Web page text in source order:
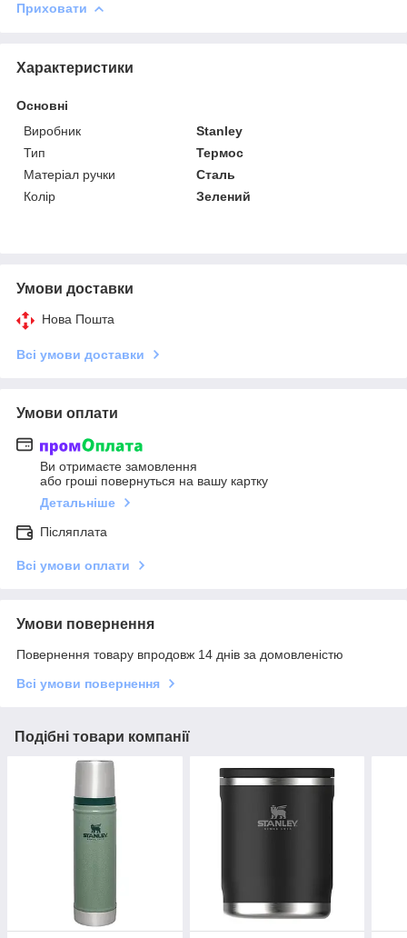
Приховати
Характеристики
Основні
Виробник
Stanley
Тип
Термос
Матеріал ручки
Сталь
Колір
Зелений
Умови доставки
Нова Пошта
Всі умови доставки
Умови оплати
Ви отримаєте замовлення
або гроші повернуться на вашу картку
Детальніше
Післяплата
Всі умови оплати
Умови повернення
Повернення товару впродовж 14 днів за домовленістю
Всі умови повернення
Подібні товари компанії